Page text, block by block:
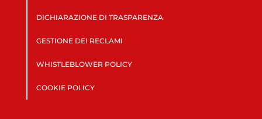
DICHIARAZIONE DI TRASPARENZA
GESTIONE DEI RECLAMI
WHISTLEBLOWER POLICY
COOKIE POLICY